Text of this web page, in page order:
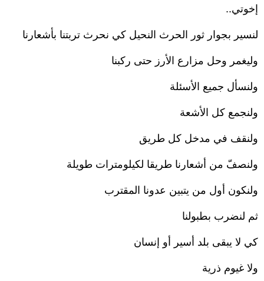
إخوتي..
لنسير بجوار ثور الحرث النحيل كي نحرث تربتنا بأشعارنا
وليغمر وحل مزارع الأرز حتى ركبنا
ولنسأل جميع الأسئلة
ولنجمع كل الأشعة
ولنقف في مدخل كل طريق
ولنصفّ من أشعارنا طريقا لكيلومترات طويلة
ولنكون أول من يتبين عدونا المقترب
ثم لنضرب بطبولنا
كي لا يبقى بلد أسير أو إنسان
ولا غيوم ذرية